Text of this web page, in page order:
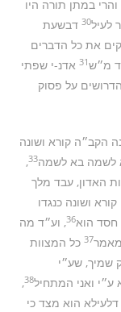
והרי במתן תורה היו
לעיל30 דבשעת
את כל הדברים
מ״ש31 אדנ-י שפתי
על פסוק
הקב״ה קורא ושונה
לשמה בא לשמה33
,
האדון, עבד מלך
ושונה כנגדו
חסד הוא36, וע״ד מה
37 כל המצוות
שמיך, שע״י
ע״י ואני המתחיל38
,
הוא מצד כי